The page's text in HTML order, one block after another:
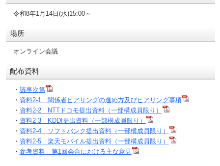
令和8年1月14日(水)15:00～
場所
オンライン会議
配布資料
・ 議事次第
・ 資料2-1 関係者ヒアリングの進め方及びヒアリング事項
・ 資料2-2 NTTドコモ提出資料（一部構成員限り）
・ 資料2-3 KDDI提出資料（一部構成員限り）
・ 資料2-4 ソフトバンク提出資料（一部構成員限り）
・ 資料2-5 楽天モバイル提出資料（一部構成員限り）
・ 参考資料 第1回会合における主な意見